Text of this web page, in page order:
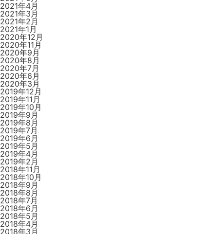
2021年4月
2021年3月
2021年2月
2021年1月
2020年12月
2020年11月
2020年9月
2020年8月
2020年7月
2020年6月
2020年3月
2019年12月
2019年11月
2019年10月
2019年9月
2019年8月
2019年7月
2019年6月
2019年5月
2019年4月
2019年2月
2018年11月
2018年10月
2018年9月
2018年8月
2018年7月
2018年6月
2018年5月
2018年4月
2018年3月